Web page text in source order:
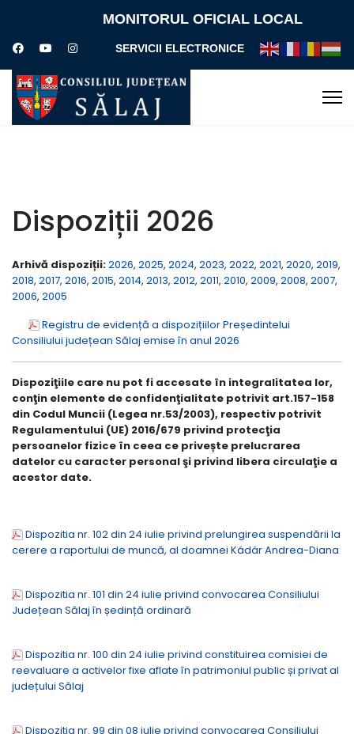
MONITORUL OFICIAL LOCAL
SERVICII ELECTRONICE
Dispoziții 2026
Arhivă dispoziții:2026, 2025, 2024, 2023, 2022, 2021, 2020, 2019,
2018, 2017, 2016, 2015, 2014, 2013, 2012, 2011, 2010, 2009, 2008, 2007,
2006, 2005
Registru de evidență a dispozițiilor Președintelui
Consiliului județean Sălaj emise în anul 2026
Dispoziţiile care nu pot fi accesate în integralitatea lor,
conţin elemente de confidenţialitate potrivit art.157-158
din Codul Muncii (Legea nr.53/2003), respectiv potrivit
Regulamentului (UE) 2016/679 privind protecţia
persoanelor fizice în ceea ce privește prelucrarea
datelor cu caracter personal şi privind libera circulaţie a
acestor date.
Dispozitia nr. 102 din 24 iulie privind prelungirea suspendării la
cerere a raportului de muncă, al doamnei Kádár Andrea-Diana
Dispozitia nr. 101 din 24 iulie privind convocarea Consiliului
Județean Sălaj în ședință ordinară
Dispozitia nr. 100 din 24 iulie privind constituirea comisiei de
reevaluare a activelor fixe aflate în patrimoniul public și privat al
județului Sălaj
Dispozitia nr. 99 din 08 iulie privind convocarea Consiliului